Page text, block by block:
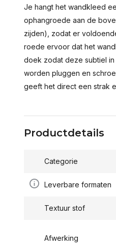
Je hangt het wandkleed
ophangroede aan de
zijden), zodat er
roede ervoor dat het
doek zodat deze subtiel in
worden pluggen en
geeft het direct een strak
Productdetails
Categorie
Leverbare formaten
Textuur stof
Afwerking